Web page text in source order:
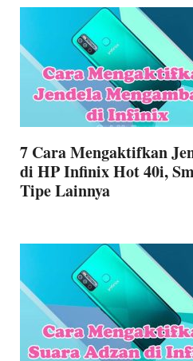
7 Cara Mengaktifkan
di HP Infinix Hot 40i,
Tipe Lainnya